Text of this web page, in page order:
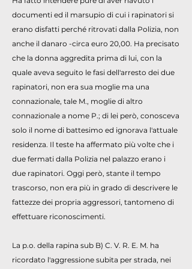
documenti ed il marsupio di cui i rapinatori si
erano disfatti perché ritrovati dalla Polizia, non
anche il danaro -circa euro 20,00. Ha precisato
che la donna aggredita prima di lui, con la
quale aveva seguito le fasi dell'arresto dei due
rapinatori, non era sua moglie ma una
connazionale, tale M., moglie di altro
connazionale a nome P.; di lei però, conosceva
solo il nome di battesimo ed ignorava l'attuale
residenza. Il teste ha affermato più volte che i
due fermati dalla Polizia nel palazzo erano i
due rapinatori. Oggi però, stante il tempo
trascorso, non era più in grado di descrivere le
fattezze dei propria aggressori, tantomeno di
effettuare riconoscimenti.
La p.o. della rapina sub B) C. V. R. E. M. ha
ricordato l'aggressione subita per strada, nei